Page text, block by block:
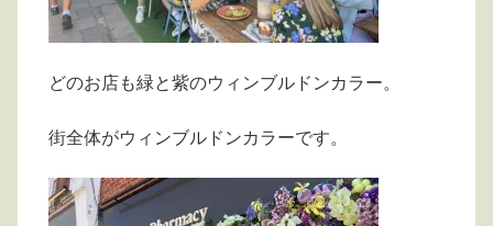
どのお店も緑と紫のウィンブルドンカラー。
街全体がウィンブルドンカラーです。